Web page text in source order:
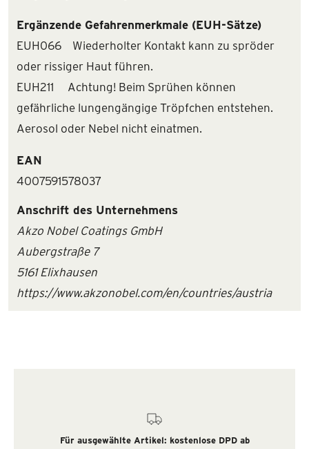
Ergänzende Gefahrenmerkmale (EUH-Sätze)
EUH066 Wiederholter Kontakt kann zu spröder
oder rissiger Haut führen.
EUH211 Achtung! Beim Sprühen können
gefährliche lungengängige Tröpfchen entstehen.
Aerosol oder Nebel nicht einatmen.
EAN
4007591578037
Anschrift des Unternehmens
Akzo Nobel Coatings GmbH
Aubergstraße 7
5161 Elixhausen
https://www.akzonobel.com/en/countries/austria
Für ausgewählte Artikel: kostenlose DPD ab